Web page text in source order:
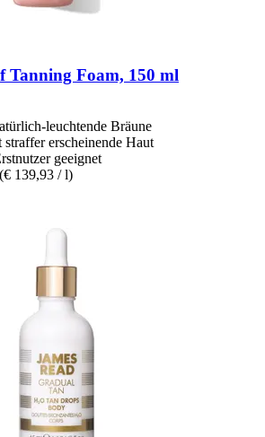
Tanning Foam, 150 ml
leuchtende Bräune
straffer erscheinende Haut
geeignet
(€ 139,93 / l)